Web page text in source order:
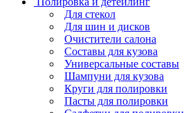
Для стекол
Для шин и дисков
Очистители салона
Составы для кузова
Универсальные составы
Шампуни для кузова
Круги для полировки
Пасты для полировки